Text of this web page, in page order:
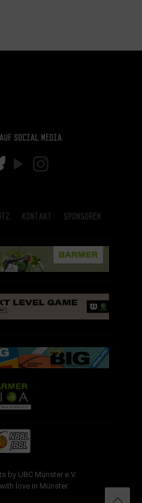
Social Media
Kontakt Sponsoren
by UBC Münster e.V.
love in Münster.